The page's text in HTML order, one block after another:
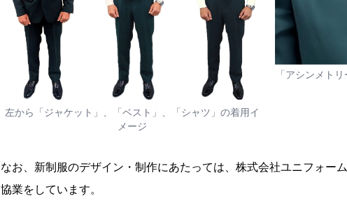
左から「ジャケット」、「ベスト」、「シャツ」の着用イ
メージ
「アシンメト
なお、新制服のデザイン・制作にあたっては、株式会社ユニフォー
協業をしています。